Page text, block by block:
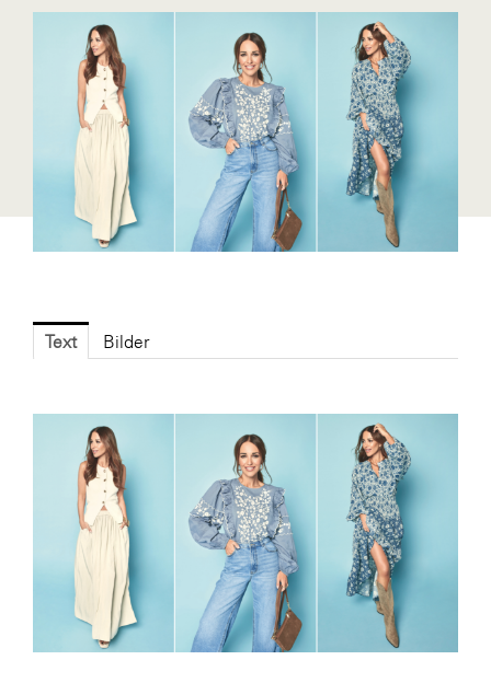
Blaguss
Bundesverband Sonnenschutztechnik
Cineplexx
Colmobil Austria
Controller Institut
Darbo
Essity
FG UBIT Salzburg
foodaffairs
Fressnapf
FRoSTA
FV Energierohstoff & Kraftstoff
Gardena
Gas Connect Austria
Text Bilder